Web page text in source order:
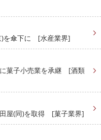
)を傘下に [水産業界]
菓子小売業を承継 [酒類
屋(同)を取得 [菓子業界]